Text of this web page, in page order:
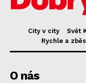
City v city Svět
Rychle a
O nás